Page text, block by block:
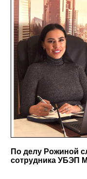
По делу Рожиной
сотрудника УБЭП